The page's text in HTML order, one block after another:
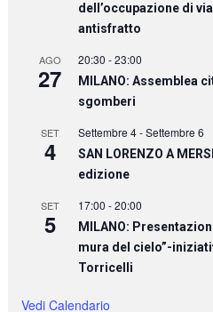
dell’occupazione di
antisfratto
AGO
27
20:30 -23:00
MILANO: Assemblea
sgomberi
SET
4
Settembre 4-Settembre 6
SAN LORENZO A
edizione
SET
5
17:00 -20:00
MILANO:
mura del cielo”-
Torricelli
Vedi Calendario